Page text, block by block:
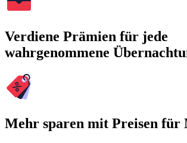
Verdiene Prämien für jede
wahrgenommene
Mehr sparen mit Preisen